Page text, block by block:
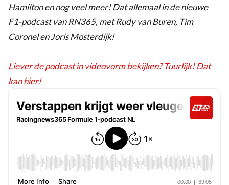
Hamilton en nog veel meer! Dat allemaal in de nieuwe
F1-podcast van RN365, met Rudy van Buren, Tim
Coronel en Joris Mosterdijk!
Liever de podcast in videovorm bekijken? Tuurlijk! Dat
kan hier!